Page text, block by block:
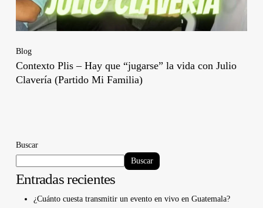
Blog
Contexto Plis – Hay que “jugarse” la vida con Julio
Clavería (Partido Mi Familia)
Buscar
Buscar
Entradas recientes
¿Cuánto cuesta transmitir un evento en vivo en Guatemala?